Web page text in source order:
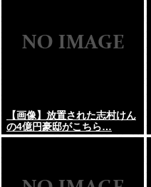
【画像】放置された志村けん
の4億円豪邸がこちら…